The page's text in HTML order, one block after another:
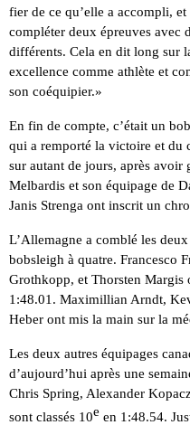
fier de ce qu’elle a accompli,
compléter deux épreuves avec
différents. Cela en dit long sur
excellence comme athlète et
son coéquipier.»
En fin de compte, c’était un
qui a remporté la victoire et du
sur autant de jours, après
Melbardis et son équipage de
Janis Strenga ont inscrit un
L’Allemagne a comblé les
bobsleigh à quatre. Francesco
Grothkopp, et Thorsten Margis
1:48.01. Maximillian Arndt,
Heber ont mis la main sur la
Les deux autres équipages
d’aujourd’hui après une
Chris Spring, Alexander
sont classés 10e en 1:48.54.